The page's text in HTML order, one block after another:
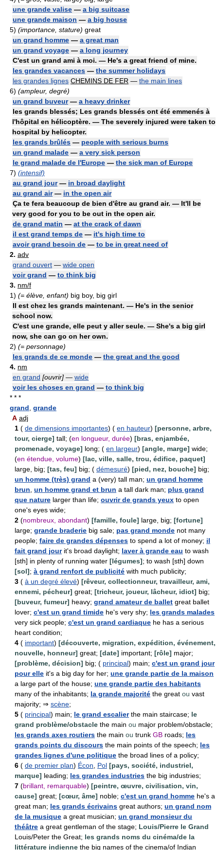
une grande valise — a big suitcase
une grande maison — a big house
5) (importance, stature) great
un grand homme — a great man
un grand voyage — a long journey
C'est un grand ami à moi. — He's a great friend of mine.
les grandes vacances — the summer holidays
les grandes lignes CHEMINS DE FER — the main lines
6) (ampleur, degré)
un grand buveur— a heavy drinker
les grands blessés; Les grands blessés ont été emmenés à
l'hôpital en hélicoptère. — The severely injured were taken to
hospital by helicopter.
les grands brûlés — people with serious burns
un grand malade — a very sick person
le grand malade de l'Europe — the sick man of Europe
7) (intensif)
au grand jour— in broad daylight
au grand air— in the open air
Ça te fera beaucoup de bien d'être au grand air. — It'll be
very good for you to be out in the open air.
de grand matin — at the crack of dawn
il est grand temps de — it's high time to
avoir grand besoin de — to be in great need of
2. adv
grand ouvert — wide open
voir grand — to think big
3. nm/f
1) (= élève, enfant) big boy, big girl
Il est chez les grands maintenant. — He's in the senior
school now.
C'est une grande, elle peut y aller seule. — She's a big girl
now, she can go on her own.
2) (= personnage)
les grands de ce monde — the great and the good
4. nm
en grand [ouvrir] — wide
voir les choses en grand — to think big
* * *
grand grande
A adj
1 ( de dimensions importantes) ( en hauteur) [personne, arbre,
tour, cierge] tall; (en longueur, durée) [bras, enjambée,
promenade, voyage] long; ( en largeur) [angle, marge] wide;
(en étendue, volume) [lac, ville, salle, trou, édifice, paquet]
large, big; [tas, feu] big; ( démesuré) [pied, nez, bouche] big;
un homme (très) grand a (very) tall man; un grand homme
brun un homme grand et brun a tall dark man; plus grand
que nature larger than life; ouvrir de grands yeux to open
one's eyes wide;
2 (nombreux, abondant) [famille, foule] large, big; [fortune]
large; grande braderie big sale; pas grand monde not many
people; faire de grandes dépenses to spend a lot of money; il
fait grand jourit's broad daylight; laver à grande eau to wash
[sth] in plenty of running water [légumes]; to wash [sth] down
[sol]; à grand renfort de publicité with much publicity;
3 ( à un degré élevé) [rêveur, collectionneur, travailleur, ami,
ennemi, pécheur] great; [tricheur, joueur, lâcheur, idiot] big;
[buveur, fumeur] heavy; grand amateur de ballet great ballet
lover; c'est un grand timide he's very shy; les grands malades
very sick people; c'est un grand cardiaque he has a serious
heart condition;
4 ( important) [découverte, migration, expédition, événement,
nouvelle, honneur] great; [date] important; [rôle] major;
[problème, décision] big; ( principal) main; c'est un grand jour
pour elle it's a big day for her; une grande partie de la maison
a large part of the house; une grande partie des habitants
many of the inhabitants; la grande majorité the great ou vast
majority; ⇒ scène;
5 ( principal) main; le grand escalierthe main staircase; le
grand problème/obstacle the main ou major problem/obstacle;
les grands axes routiers the main ou trunk GB roads; les
grands points du discours the main points of the speech; les
grandes lignes d'une politique the broad lines of a policy;
6 ( de premier plan) Écon Pol [pays, société, industriel,
marque] leading; les grandes industries the big industries;
7 (brillant, remarquable) [peintre, œuvre, civilisation, vin,
cause] great; [cœur, âme] noble; c'est un grand homme he's a
great man; les grands écrivains great authors; un grand nom
de la musique a great musician; un grand monsieur du
théâtre a great gentleman of the stage; Louis/Pierre le Grand
Louis/Peter the Great; les grands noms du cinéma/de la
littérature indienne the big names of the cinema/of Indian